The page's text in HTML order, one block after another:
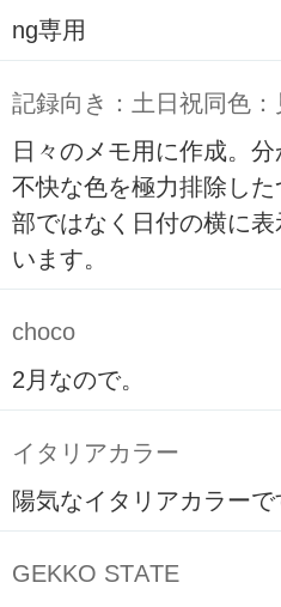
ng専用
記録向き：土日祝同色：
日々のメモ用に作成。
不快な色を極力排除し
部ではなく日付の横に
います。
choco
2月なので。
イタリアカラー
陽気なイタリアカラーで
GEKKO STATE